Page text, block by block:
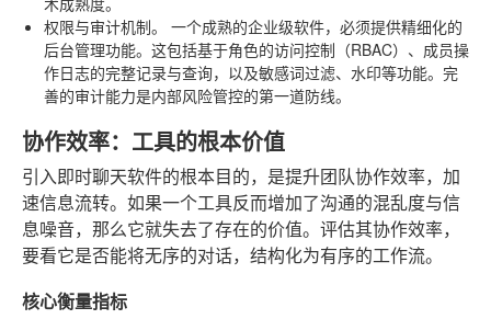
权限与审计机制。
一个成熟的企业级软件，必须提供精细化的
后台管理功能。这包括基于角色的访问控制（RBAC）、成员操
作日志的完整记录与查询，以及敏感词过滤、水印等功能。完
善的审计能力是内部风险管控的第一道防线。
协作效率：工具的根本价值
引入即时聊天软件的根本目的，是提升团队协作效率，加
速信息流转。如果一个工具反而增加了沟通的混乱度与信
息噪音，那么它就失去了存在的价值。评估其协作效率，
要看它是否能将无序的对话，结构化为有序的工作流。
核心衡量指标